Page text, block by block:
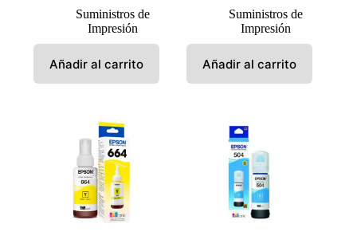
Suministros de
Impresión
Añadir al carrito
Suministros de
Impresión
Añadir al carrito